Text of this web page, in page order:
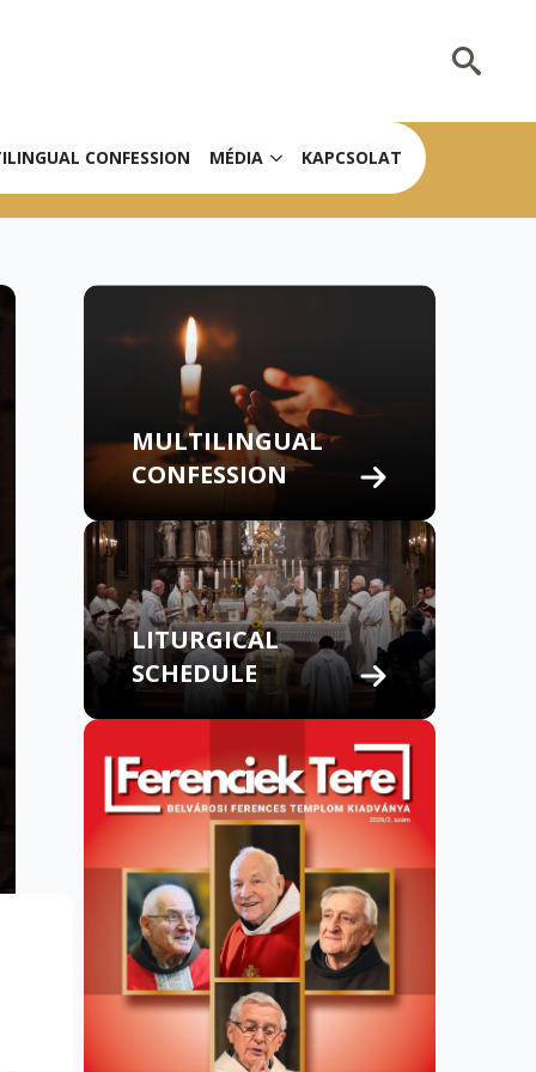
CONFESSION MÉDIA KAPCSOLAT
MULTILINGUAL
CONFESSION
LITURGICAL
SCHEDULE